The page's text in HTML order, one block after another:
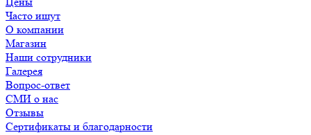
Часто ищут
О компании
Магазин
Наши сотрудники
Галерея
Вопрос-ответ
СМИ о нас
Отзывы
Сертификаты и благодарности